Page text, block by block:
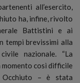
all’esercito,
ha, infine, rivolto
Battistini e ai
tempi brevissimi alla
nazionale. “La
così difficile
– è stata